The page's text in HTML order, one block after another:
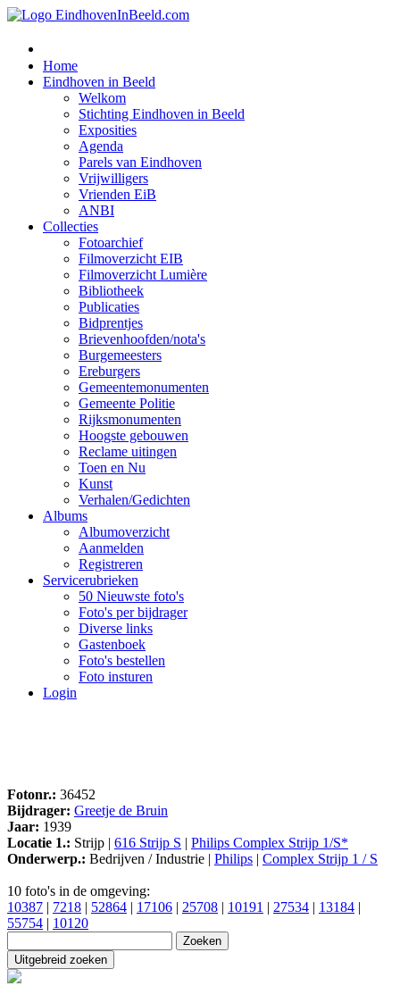
Home
Eindhoven in Beeld
Welkom
Stichting Eindhoven in Beeld
Exposities
Agenda
Parels van Eindhoven
Vrijwilligers
Vrienden EiB
ANBI
Collecties
Fotoarchief
Filmoverzicht EIB
Filmoverzicht Lumière
Bibliotheek
Publicaties
Bidprentjes
Brievenhoofden/nota's
Burgemeesters
Ereburgers
Gemeentemonumenten
Gemeente Politie
Rijksmonumenten
Hoogste gebouwen
Reclame uitingen
Toen en Nu
Kunst
Verhalen/Gedichten
Albums
Albumoverzicht
Aanmelden
Registreren
Servicerubrieken
50 Nieuwste foto's
Foto's per bijdrager
Diverse links
Gastenboek
Foto's bestellen
Foto insturen
Login
Fotonr.: 36452
Bijdrager: Greetje de Bruin
Jaar: 1939
Locatie 1.: Strijp | 616 Strijp S | Philips Complex Strijp 1/S*
Onderwerp.: Bedrijven / Industrie | Philips | Complex Strijp 1 / S
10 foto's in de omgeving:
10387 | 7218 | 52864 | 17106 | 25708 | 10191 | 27534 | 13184 |
55754 | 10120